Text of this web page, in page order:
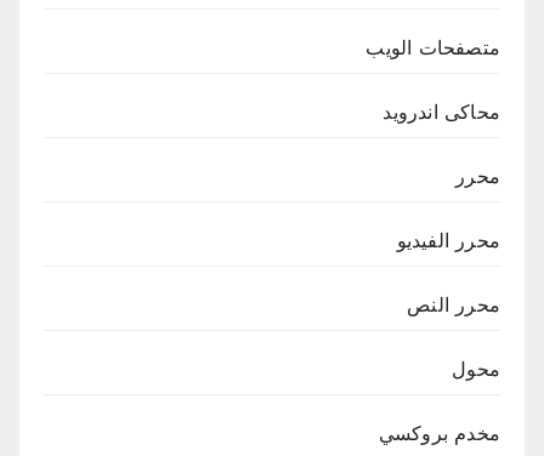
متصفحات الويب
محاكى اندرويد
محرر
محرر الفيديو
محرر النص
محول
مخدم بروكسي